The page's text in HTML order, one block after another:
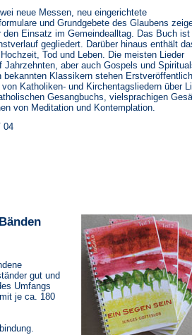
neue Messen, neu eingerichtete
und Grundgebete des Glaubens
den Einsatz im Gemeindealltag. Das Buch ist
gegliedert. Darüber hinaus enthält
Tod und Leben. Die meisten Lieder
aber auch Gospels und
bekannten Klassikern stehen
Katholiken- und Kirchentagsliedern über
Gesangbuchs, vielsprachigen
von Meditation und Kontemplation.
04
gut und
Umfangs
je ca. 180